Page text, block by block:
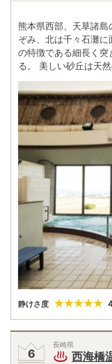
熊本県西部、天草諸
ぞみ、北は千々石灘
の特徴である細長く
る。 美しい砂丘は天然の良港を形成しており、昭和31年には雲仙天
草国立公園の指定を
橋とも呼ばれ、熊本県
いる。また苓北町は陶芸で有
は、陶芸通が全国から
る。目当ての窯元を
た名産としての海産
るはずだ。
静けさ度
長崎県
西海橋